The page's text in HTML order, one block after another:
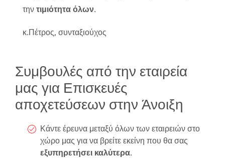
τηντιμιότητα όλων.
κ.Πέτρος, συνταξιούχος
Συμβουλές από την εταιρεία
μας για Επισκευές
αποχετεύσεων στην Άνοιξη
Κάντε έρευνα μεταξύ όλων των εταιρειών στο
χώρο μας για να βρείτε εκείνη που θα σας
εξυπηρετήσει καλύτερα.